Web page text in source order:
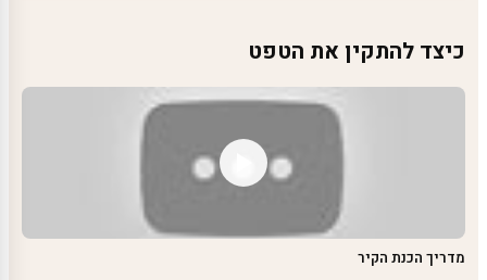
כיצד להתקין את הטפט
מדריך הכנת הקיר